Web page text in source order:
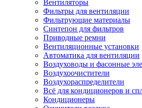
Вентиляторы
Фильтры для вентиляции
Фильтрующие материалы
Синтепон для фильтров
Приводные ремни
Вентиляционные установки
Автоматика для вентиляции
Воздуховоды и фасонные
Воздухоочистители
Воздухораспределители
Всё для кондиционеров и
Кондиционеры